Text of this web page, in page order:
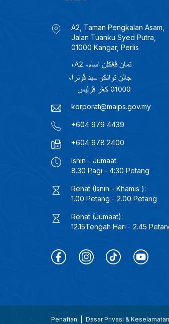
A2, Taman Pengkalan Asam,
Jalan Tuanku Syed Putra,
01000 Kangar, Perlis
korporat@maips.gov.my
+604 979 4439
+604 978 2400
Isnin - Jumaat:
8.30 Pagi - 4:30 Petang
Rehat (Isnin - Khamis ):
1.00 Petang - 2.00 Petang
Rehat (Jumaat):
12.15Tengah Hari - 2.45
Penafian Dasar Privasi & Keselamatan